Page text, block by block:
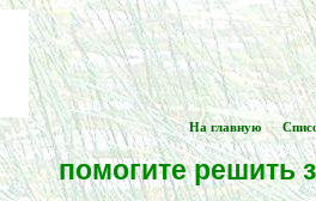
[На главную ] -- [
помогите решить